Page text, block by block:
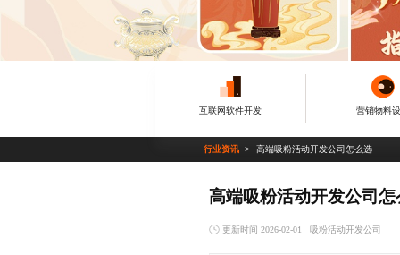
互联网软件开发 营销物料
行业资讯 高端吸粉活动开发公司怎么选
高端吸粉活动开发公司怎
更新时间 2026-02-01 吸粉活动开发公司